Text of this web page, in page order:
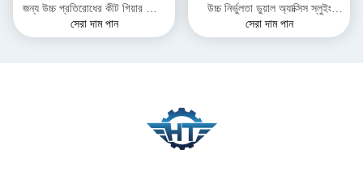
জন্য উচ্চ প্রতিরোধের কীট গিয়ার স্লিউ
ড্রাইভ
সেরা দাম পান
উচ্চ নির্ভুলতা ডুয়াল অ্যাক্সিস স্লুইং
ড্রাইভ গিয়ারবক্স
সেরা দাম পান